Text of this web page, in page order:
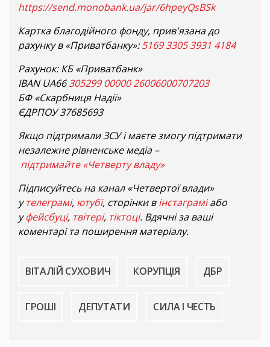
https://send.monobank.ua/jar/6hpeyQsBSk
Картка благодійного фонду, прив'язана до
рахунку в «Приватбанку»:5169 3305 3931 4184
Рахунок: КБ «Приватбанк»
IBAN UA66305299 00000 26006000707203
БФ «Скарбниця Надії»
ЄДРПОУ 37685693
Якщо підтримали ЗСУ і маєте змогу підтримати
незалежне рівненське медіа –
підтримайте «Четверту владу»
Підписуйтесь на канал «Четвертої влади»
утелеграмі, ютубі, сторінки вінстаграміабо
уфейсбуці, твітері, тіктоці. Вдячні за ваші
коментарі та поширення матеріалу.
ВІТАЛІЙ СУХОВИЧ КОРУПЦІЯ ДБР
ГРОШІ ДЕПУТАТИ СИЛА І ЧЕСТЬ